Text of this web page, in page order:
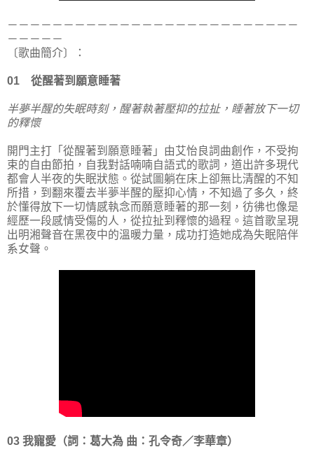
－－－－－－－－－－－－－－－－－－－－－－－－－－
－－－－－
〔歌曲簡介〕：
01 從醒著到願意睡著
半夢半醒的失眠時刻，醒著執著壓抑的拉扯，睡著放下一切
的釋懷
開門主打「從醒著到願意睡著」由艾怡良詞曲創作，不受拘
束的自由節拍，自我對話喃喃自語式的歌詞，道出許多現代
都會人半夜的失眠狀態。從試圖躺在床上卻無比清醒的不知
所措，到翻來覆去半夢半醒的壓抑心情，不知過了多久，終
於懂得放下一切情感執念而願意睡著的那一刻，彷彿也像是
經歷一段感情受傷的人，從拉扯到釋懷的過程。這首歌呈現
出明湘聲音在黑夜中的溫暖力量，成功打造她成為失眠陪伴
系女聲。
03 我寵愛（詞：葛大為 曲：孔令奇／李華章）